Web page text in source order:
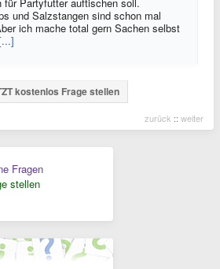
und Salzstangen sind schon mal
ich mache total gern Sachen selbst
kostenlos Frage stellen
zurück :: weiter
Fragen
stellen